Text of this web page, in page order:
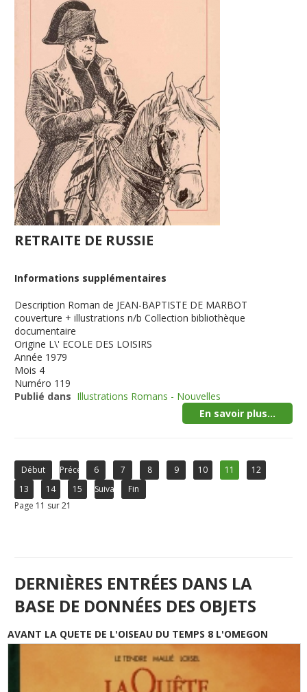
RETRAITE DE RUSSIE
Informations supplémentaires
Description Roman de JEAN-BAPTISTE DE MARBOT
couverture + illustrations n/b Collection bibliothèque
documentaire
Origine L\' ECOLE DES LOISIRS
Année 1979
Mois 4
Numéro 119
Publié dans Illustrations Romans - Nouvelles
En savoir plus...
Début Précédent
6 7 8 9 10 11
12
13
14 15 Suivant
Fin
Page 11 sur 21
DERNIÈRES ENTRÉES DANS LA
BASE DE DONNÉES DES OBJETS
AVANT LA QUETE DE L'OISEAU DU TEMPS 8 L'OMEGON